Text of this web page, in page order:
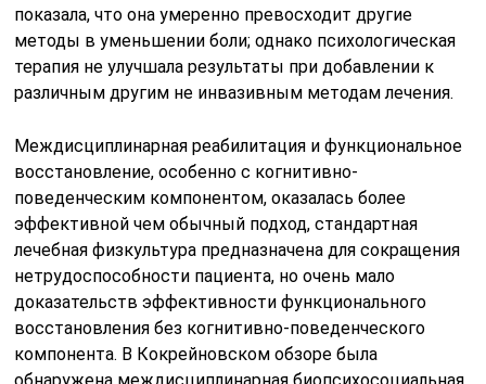
показала, что она умеренно превосходит другие
методы в уменьшении боли; однако психологическая
терапия не улучшала результаты при добавлении к
различным другим не инвазивным методам лечения.
Междисциплинарная реабилитация и функциональное
восстановление, особенно с когнитивно-
поведенческим компонентом, оказалась более
эффективной чем обычный подход, стандартная
лечебная физкультура предназначена для сокращения
нетрудоспособности пациента, но очень мало
доказательств эффективности функционального
восстановления без когнитивно-поведенческого
компонента. В Кокрейновском обзоре была